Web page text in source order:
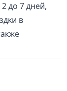
до 7 дней,
в